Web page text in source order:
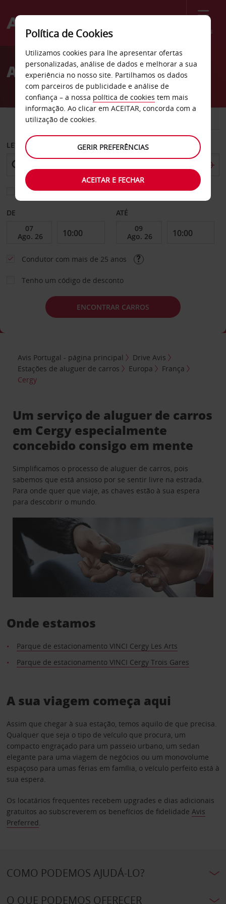
Menu
Welcome
AvisAluguer de carros Cergy
CARRO
LEVANTAR EM
Escolher uma estação de devolução diferente
DE ATÉ
Condutor com mais de 25 anos
Tenho um código de desconto
ENCONTRAR CARROS
Avis Portugal - página principal
Drive Avis
Estações de aluguer de carros
Europa
França
Cergy
Um serviço de aluguer de carros
em Cergy especialmente
concebido consigo em mente
Simplificamos o processo de aluguer de carros, pois
sabemos que está ansioso por se sentir livre na estrada.
Para onde quer que viaje, as chaves estão à sua espera
para descobrir o mundo.
Onde estamos
Parque de estacionamento VINCI Cergy Les Arts
Parque de estacionamento VINCI Cergy Trois Gares
A sua viagem começa aqui
Assim que chegar à sua estação, temos aquilo de que precisa.
Qualquer que seja o tipo de veículo que procura, um
compacto engraçado para um passeio urbano, um sedan
elegante para uma viagem de negócios ou um monovolume
espaçoso para umas férias em família, o veículo perfeito está à
sua espera.
Os locatários frequentes recebem upgrades e dias adicionais
gratuitos ao subscreverem os benefícios de fidelidade Avis
Preferred.
COMO PODEMOS AJUDÁ-LO?
O QUE PODEMOS OFERECER
Política de Cookies
Utilizamos cookies para lhe apresentar ofertas
personalizadas, análise de dados e melhorar a sua
experiência no nosso site. Partilhamos os dados
com parceiros de publicidade e análise de
confiança – a nossa política de cookies tem mais
informação. Ao clicar em ACEITAR, concorda com a
utilização de cookies.
GERIR PREFERÊNCIAS
ACEITAR E FECHAR